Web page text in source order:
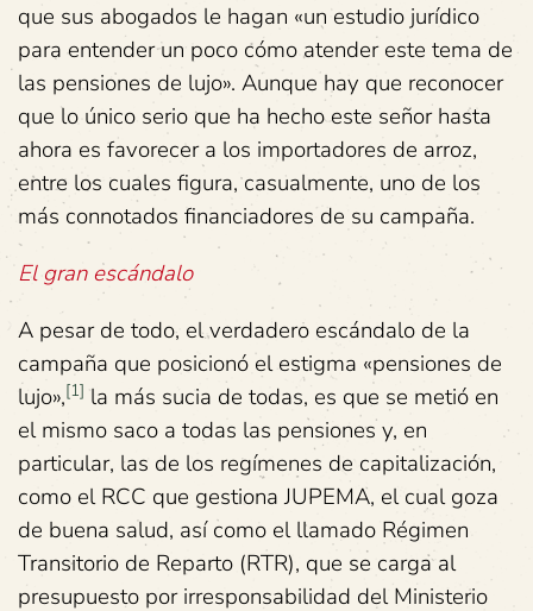
que sus abogados le hagan «un estudio jurídico
para entender un poco cómo atender este tema de
las pensiones de lujo». Aunque hay que reconocer
que lo único serio que ha hecho este señor hasta
ahora es favorecer a los importadores de arroz,
entre los cuales figura, casualmente, uno de los
más connotados financiadores de su campaña.
El gran escándalo
A pesar de todo, el verdadero escándalo de la
campaña que posicionó el estigma «pensiones de
lujo»,[1] la más sucia de todas, es que se metió en
el mismo saco a todas las pensiones y, en
particular, las de los regímenes de capitalización,
como el RCC que gestiona JUPEMA, el cual goza
de buena salud, así como el llamado Régimen
Transitorio de Reparto (RTR), que se carga al
presupuesto por irresponsabilidad del Ministerio